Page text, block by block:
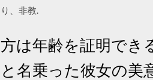
り、非教.
方は年齢を証明でき
と名乗った彼女の美